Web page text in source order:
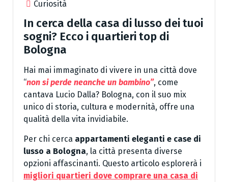
Curiosità
In cerca della casa di lusso dei tuoi
sogni? Ecco i quartieri top di
Bologna
Hai mai immaginato di vivere in una città dove
“non si perde neanche un bambino”, come
cantava Lucio Dalla? Bologna, con il suo mix
unico di storia, cultura e modernità, offre una
qualità della vita invidiabile.
Per chi cerca appartamenti eleganti e case di
lusso a Bologna, la città presenta diverse
opzioni affascinanti. Questo articolo esplorerà i
migliori quartieri dove comprare una casa di